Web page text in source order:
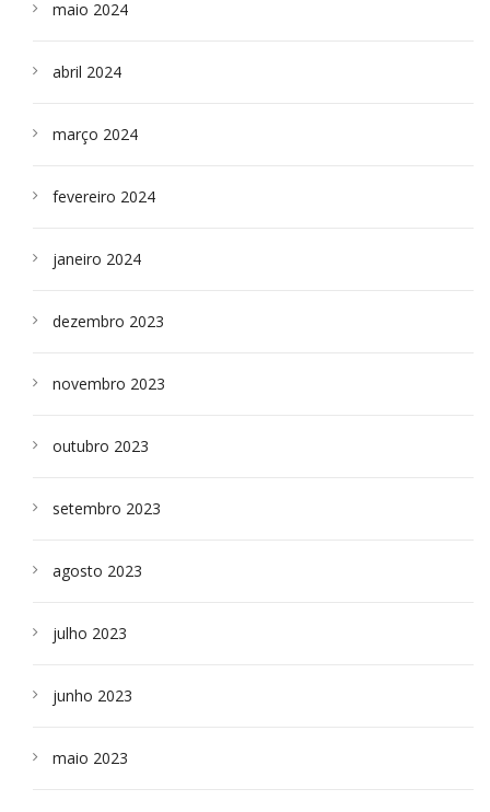
maio 2024
abril 2024
março 2024
fevereiro 2024
janeiro 2024
dezembro 2023
novembro 2023
outubro 2023
setembro 2023
agosto 2023
julho 2023
junho 2023
maio 2023